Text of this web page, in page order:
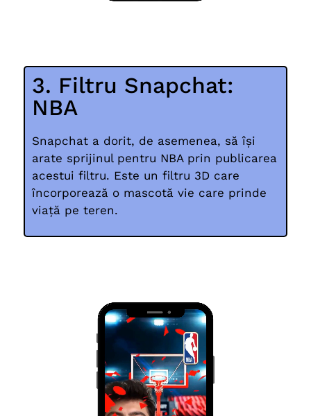
3. Filtru Snapchat:
NBA
Snapchat a dorit, de asemenea, să își
arate sprijinul pentru NBA prin publicarea
acestui filtru. Este un filtru 3D care
încorporează o mascotă vie care prinde
viață pe teren.